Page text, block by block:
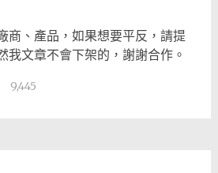
商、產品，如果想要平反，請提
我文章不會下架的，謝謝合作。
9,445